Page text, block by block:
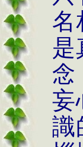
名
是
念
妄
識